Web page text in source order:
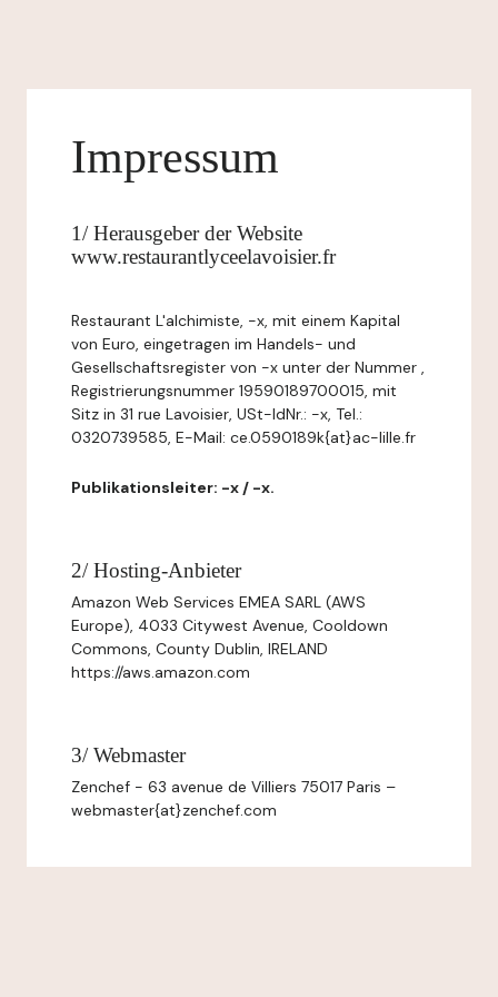
Impressum
1/ Herausgeber der Website
www.restaurantlyceelavoisier.fr
Restaurant L'alchimiste, -x, mit einem Kapital
von Euro, eingetragen im Handels- und
Gesellschaftsregister von -x unter der Nummer ,
Registrierungsnummer 19590189700015, mit
Sitz in 31 rue Lavoisier, USt-IdNr.: -x, Tel.:
0320739585, E-Mail: ce.0590189k{at}ac-lille.fr
Publikationsleiter: -x / -x.
2/ Hosting-Anbieter
Amazon Web Services EMEA SARL (AWS
Europe), 4033 Citywest Avenue, Cooldown
Commons, County Dublin, IRELAND
https://aws.amazon.com
3/ Webmaster
Zenchef - 63 avenue de Villiers 75017 Paris –
webmaster{at}zenchef.com